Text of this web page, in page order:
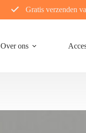
Gratis verzenden
Over ons